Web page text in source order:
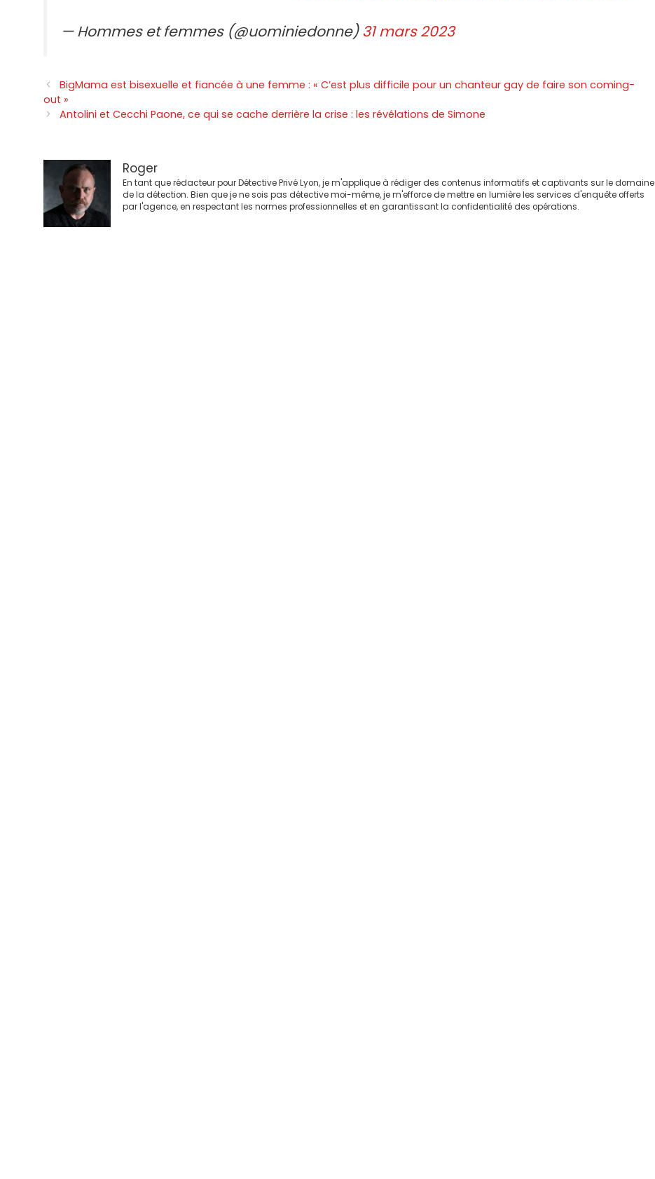
— Hommes et femmes (@uominiedonne) 31 mars 2023
Navigation
des
articles
BigMama est bisexuelle et fiancée à une femme : « C’est plus difficile pour un chanteur gay de faire son coming-
out »
Antolini et Cecchi Paone, ce qui se cache derrière la crise : les révélations de Simone
Roger
En tant que rédacteur pour Détective Privé Lyon, je m'applique à rédiger des contenus informatifs et captivants sur le domaine
de la détection. Bien que je ne sois pas détective moi-même, je m'efforce de mettre en lumière les services d'enquête offerts
par l'agence, en respectant les normes professionnelles et en garantissant la confidentialité des opérations.